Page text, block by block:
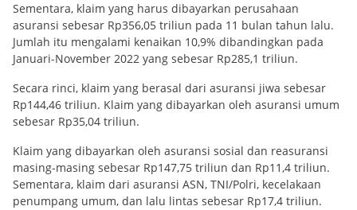
Sementara, klaim yang harus dibayarkan perusahaan
asuransi sebesar Rp356,05 triliun pada 11 bulan tahun lalu.
Jumlah itu mengalami kenaikan 10,9% dibandingkan pada
Januari-November 2022 yang sebesar Rp285,1 triliun.
Secara rinci, klaim yang berasal dari asuransi jiwa sebesar
Rp144,46 triliun. Klaim yang dibayarkan oleh asuransi umum
sebesar Rp35,04 triliun.
Klaim yang dibayarkan oleh asuransi sosial dan reasuransi
masing-masing sebesar Rp147,75 triliun dan Rp11,4 triliun.
Sementara, klaim dari asuransi ASN, TNI/Polri, kecelakaan
penumpang umum, dan lalu lintas sebesar Rp17,4 triliun.